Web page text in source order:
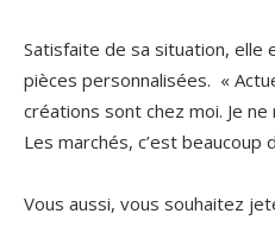
Satisfaite de sa situation, elle
pièces personnalisées. «
créations sont chez moi. Je
Les marchés, c’est beaucoup
Vous aussi, vous souhaitez